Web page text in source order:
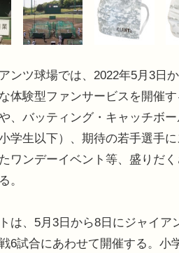
ンツ球場では、2022年5月3日か
体験型ファンサービスを開催
、バッティング・キャッチボ
学生以下）、期待の若手選手
ワンデーイベント等、盛りだ
。
は、5月3日から8日にジャイア
6試合にあわせて開催する。小